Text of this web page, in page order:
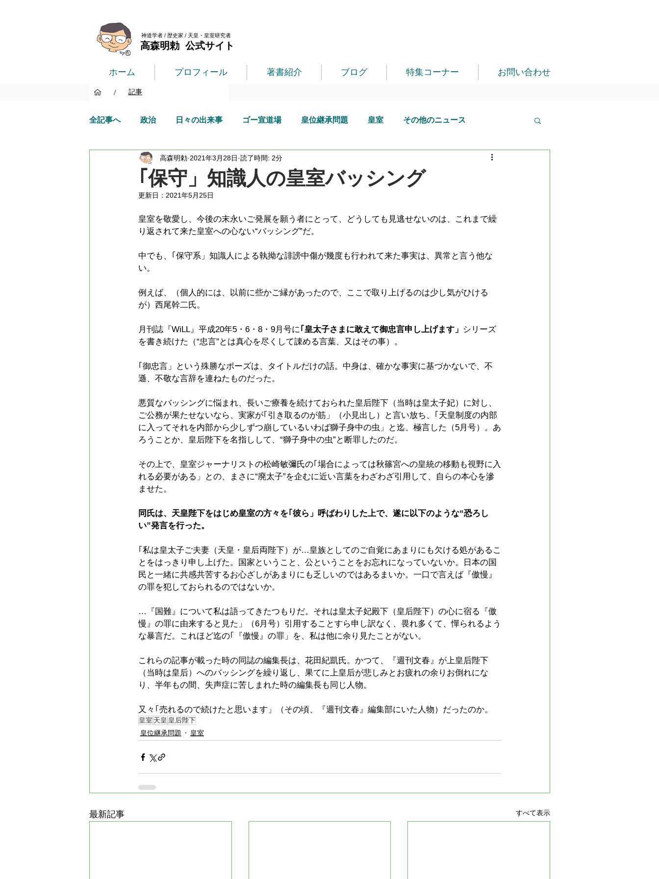
神道学者 / 歴史家 / 天皇・皇室研究者
高森明勅 公式サイト
ホーム プロフィール 著書紹介 ブログ 特集コーナー お問い合わせ
/ 記事
全記事へ 政治 日々の出来事 ゴー宣道場 皇位継承問題 皇室 その他のニュース
｢保守」知識人の皇室バッシング
高森明勅 2021年3月28日 読了時間: 2分
更新日： 2021年5月25日
皇室を敬愛し、今後の末永いご発展を願う者にとって、どうしても見逃せないのは、これまで繰
り返されて来た皇室への心ない“バッシング”だ。
中でも、｢保守系」知識人による執拗な誹謗中傷が幾度も行われて来た事実は、異常と言う他な
い。
例えば、（個人的には、以前に些かご縁があったので、ここで取り上げるのは少し気がひける
が）西尾幹二氏。
月刊誌『WiLL』平成20年5・6・8・9月号に｢皇太子さまに敢えて御忠言申し上げます」 シリーズ
を書き続けた（“忠言”とは真心を尽くして諌める言葉、又はその事）。
｢御忠言」という殊勝なポーズは、タイトルだけの話。中身は、確かな事実に基づかないで、不
遜、不敬な言辞を連ねたものだった。
悪質なバッシングに悩まれ、長いご療養を続けておられた皇后陛下（当時は皇太子妃）に対し、
ご公務が果たせないなら、実家が｢引き取るのが筋」（小見出し）と言い放ち、｢天皇制度の内部
に入ってそれを内部から少しずつ崩しているいわば獅子身中の虫」と迄、極言した（5月号）。あ
ろうことか、皇后陛下を名指しして、“獅子身中の虫”と断罪したのだ。
その上で、皇室ジャーナリストの松崎敏彌氏の｢場合によっては秋篠宮への皇統の移動も視野に入
れる必要がある」との、まさに“廃太子”を企むに近い言葉をわざわざ引用して、自らの本心を滲
ませた。
同氏は、天皇陛下をはじめ皇室の方々を｢彼ら」呼ばわりした上で、遂に以下のような“恐ろし
い”発言を行った。
｢私は皇太子ご夫妻（天皇・皇后両陛下）が…皇族としてのご自覚にあまりにも欠ける処があるこ
とをはっきり申し上げた。国家ということ、公ということをお忘れになっていないか。日本の国
民と一緒に共感共苦するお心ざしがあまりにも乏しいのではあるまいか。一口で言えば『傲慢』
の罪を犯しておられるのではないか。
…『国難』について私は語ってきたつもりだ。それは皇太子妃殿下（皇后陛下）の心に宿る『傲
慢』の罪に由来すると見た」（6月号）引用することすら申し訳なく、畏れ多くて、憚られるよう
な暴言だ。これほど迄の｢『傲慢』の罪」を、私は他に余り見たことがない。
これらの記事が載った時の同誌の編集長は、花田紀凱氏。かつて、『週刊文春』が上皇后陛下
（当時は皇后）へのバッシングを繰り返し、果てに上皇后が悲しみとお疲れの余りお倒れにな
り、半年もの間、失声症に苦しまれた時の編集長も同じ人物。
又々｢売れるので続けたと思います」（その頃、『週刊文春』編集部にいた人物）だったのか。
皇室 天皇 皇后陛下
皇位継承問題
皇室
最新記事 すべて表示